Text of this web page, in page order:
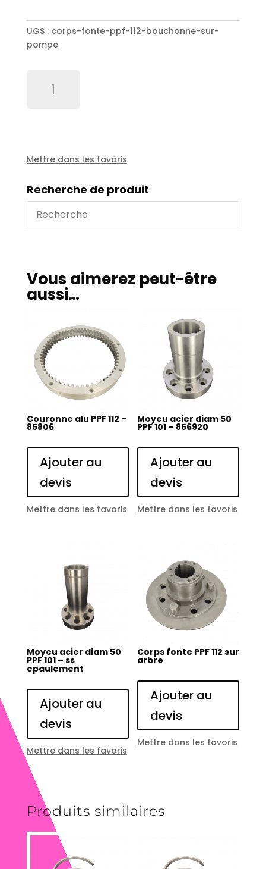
UGS : corps-fonte-ppf-112-bouchonne-sur-
pompe
bouchonné
sur
pompe
Mettre dans les favoris
Recherche de produit
Vous aimerez peut-être
aussi…
Couronne alu PPF 112 –
85806
Ajouter au
devis
Mettre dans les favoris
Moyeu acier diam 50
PPF 101 – 856920
Ajouter au
devis
Mettre dans les favoris
Moyeu acier diam 50
PPF 101 – ss
epaulement
Ajouter au
devis
Mettre dans les favoris
Corps fonte PPF 112 sur
arbre
Ajouter au
devis
Mettre dans les favoris
Produits similaires